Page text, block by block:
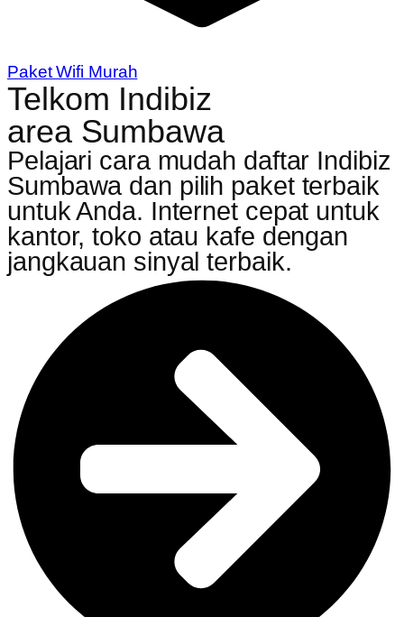
Paket Wifi Murah
Telkom Indibiz
area Sumbawa
Pelajari cara mudah daftar Indibiz
Sumbawa dan pilih paket terbaik
untuk Anda. Internet cepat untuk
kantor, toko atau kafe dengan
jangkauan sinyal terbaik.